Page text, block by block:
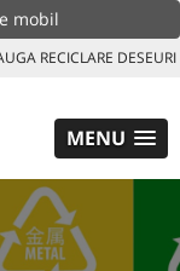
mobil
RECICLARE DESEURI
MENU